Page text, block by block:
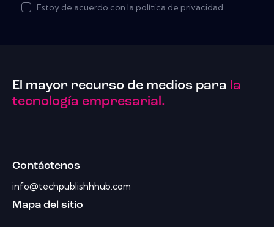
Estoy de acuerdo con la política de privacidad.
El mayor recurso de medios para la
tecnología empresarial.
Contáctenos
info@techpublishhhub.com
Mapa del sitio